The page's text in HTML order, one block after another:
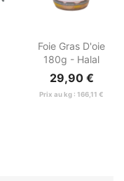
 Aperçu
rapide
Foie Gras D'oie
180g - Halal
29,90 €
Prix au kg : 166,11 €